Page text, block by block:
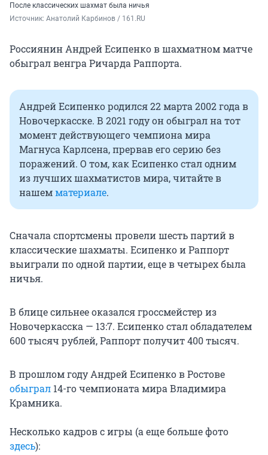
После классических шахмат была ничья
Источник: Анатолий Карбинов / 161.RU
Россиянин Андрей Есипенко в шахматном матче
обыграл венгра Ричарда Раппорта.
Андрей Есипенко родился 22 марта 2002 года в
Новочеркасске. В 2021 году он обыграл на тот
момент действующего чемпиона мира
Магнуса Карлсена, прервав его серию без
поражений. О том, как Есипенко стал одним
из лучших шахматистов мира, читайте в
нашемматериале.
Сначала спортсмены провели шесть партий в
классические шахматы. Есипенко и Раппорт
выиграли по одной партии, еще в четырех была
ничья.
В блице сильнее оказался гроссмейстер из
Новочеркасска — 13:7. Есипенко стал обладателем
600 тысяч рублей, Раппорт получит 400 тысяч.
В прошлом году Андрей Есипенко в Ростове
обыграл 14-го чемпионата мира Владимира
Крамника.
Несколько кадров с игры (а еще больше фото
здесь):